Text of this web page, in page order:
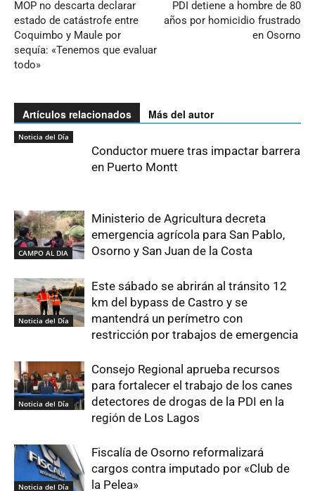
MOP no descarta declarar
estado de catástrofe entre
Coquimbo y Maule por
sequía: «Tenemos que evaluar
todo»
PDI detiene a hombre de 80
años por homicidio frustrado
en Osorno
Artículos relacionados Más del autor
Noticia del Día
Conductor muere tras impactar barrera
en Puerto Montt
CAMPO AL DIA
Ministerio de Agricultura decreta
emergencia agrícola para San Pablo,
Osorno y San Juan de la Costa
Noticia del Día
Este sábado se abrirán al tránsito 12
km del bypass de Castro y se
mantendrá un perímetro con
restricción por trabajos de emergencia
Noticia del Día
Consejo Regional aprueba recursos
para fortalecer el trabajo de los canes
detectores de drogas de la PDI en la
región de Los Lagos
Noticia del Día
Fiscalía de Osorno reformalizará
cargos contra imputado por «Club de
la Pelea»